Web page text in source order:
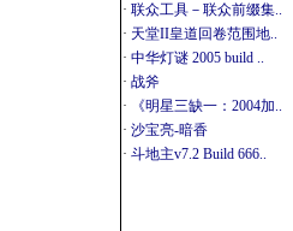
· 联众工具－联众前缀集..
· 天堂II皇道回卷范围地..
· 中华灯谜 2005 build ..
· 战斧
·
《明星三缺一：2004加..
· 沙宝亮-暗香
· 斗地主v7.2 Build 666..